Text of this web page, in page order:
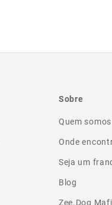
Sobre
Quem somos
Onde
Seja um
Blog
Zee.Dog